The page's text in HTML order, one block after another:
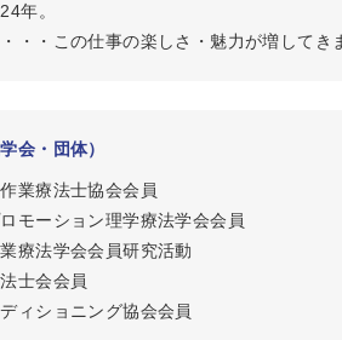
年。
・・この仕事の楽しさ・魅力が増してき
会・団体）
業療法士協会会員
モーション理学療法学会会員
療法学会会員研究活動
士会会員
ィショニング協会会員